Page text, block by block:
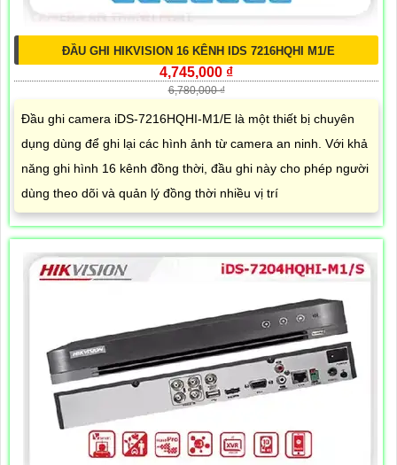
ĐẦU GHI HIKVISION 16 KÊNH IDS 7216HQHI M1/E
4,745,000 ₫
6,780,000 ₫
Đầu ghi camera iDS-7216HQHI-M1/E là một thiết bị chuyên
dụng dùng để ghi lại các hình ảnh từ camera an ninh. Với khả
năng ghi hình 16 kênh đồng thời, đầu ghi này cho phép người
dùng theo dõi và quản lý đồng thời nhiều vị trí